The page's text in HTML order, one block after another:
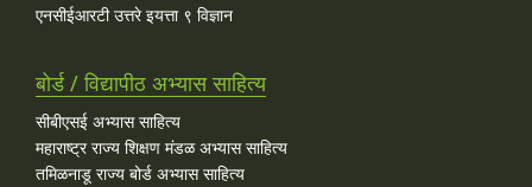
एनसीईआरटी उत्तरे इयत्ता ९ विज्ञान
बोर्ड / विद्यापीठ अभ्यास साहित्य
सीबीएसई अभ्यास साहित्य
महाराष्ट्र राज्य शिक्षण मंडळ अभ्यास साहित्य
तमिळनाडू राज्य बोर्ड अभ्यास साहित्य